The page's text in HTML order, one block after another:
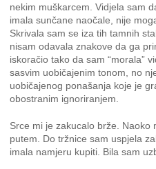
nekim muškarcem. Vidjela sam
imala sunčane naočale, nije
Skrivala sam se iza tih tamnih
nisam odavala znakove da ga
iskoračio tako da sam “morala”
sasvim uobičajenim tonom, no
uobičajenog ponašanja koje je
obostranim ignoriranjem.
Srce mi je zakucalo brže. Naoko
putem. Do tržnice sam uspjela
imala namjeru kupiti. Bila sam